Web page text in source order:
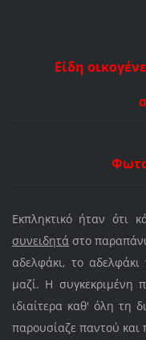
Είδη
Εκπληκτικό ήταν ότι
συνειδητά στο
αδελφάκι, το
μαζί. Η συγκεκριμένη
ιδιαίτερα καθ' όλη τη
παρουσίαζε παντού και